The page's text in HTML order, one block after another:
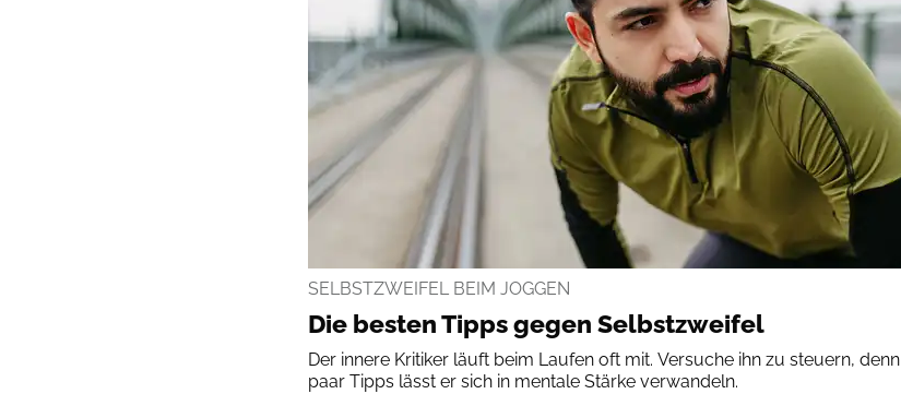
SELBSTZWEIFEL BEIM JOGGEN
Die besten Tipps gegen Selbstzweifel
Der innere Kritiker läuft beim Laufen oft mit. Versuche ihn zu steuern, denn mit ein
paar Tipps lässt er sich in mentale Stärke verwandeln.